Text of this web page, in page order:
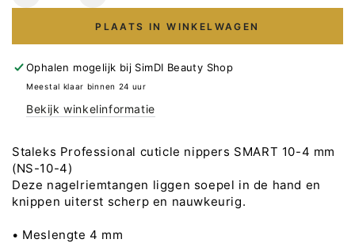
Staleks
Professionele
Tang
10
4mm
aantal
Staleks
Professionele
Tang
10
PLAATS IN WINKELWAGEN
Ophalen mogelijk bij SimDI Beauty Shop
Meestal klaar binnen 24 uur
Bekijk winkelinformatie
Staleks Professional cuticle nippers SMART 10-4 mm
(NS-10-4)
Deze nagelriemtangen liggen soepel in de hand en
knippen uiterst scherp en nauwkeurig.
• Meslengte 4 mm